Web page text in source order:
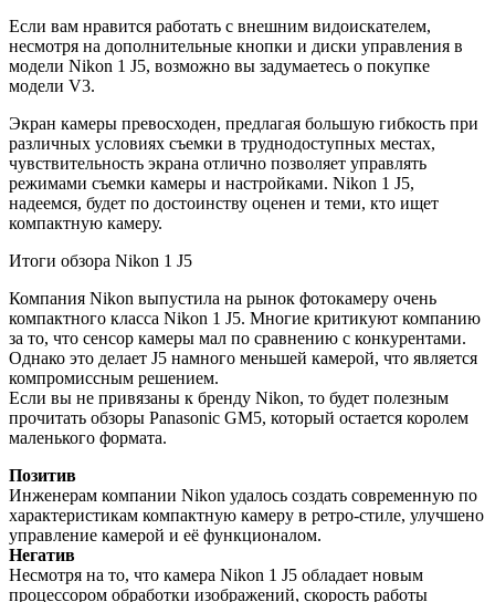
Если вам нравится работать с внешним видоискателем,
несмотря на дополнительные кнопки и диски управления в
модели Nikon 1 J5, возможно вы задумаетесь о покупке
модели V3.
Экран камеры превосходен, предлагая большую гибкость при
различных условиях съемки в труднодоступных местах,
чувствительность экрана отлично позволяет управлять
режимами съемки камеры и настройками. Nikon 1 J5,
надеемся, будет по достоинству оценен и теми, кто ищет
компактную камеру.
Итоги обзора Nikon 1 J5
Компания Nikon выпустила на рынок фотокамеру очень
компактного класса Nikon 1 J5. Многие критикуют компанию
за то, что сенсор камеры мал по сравнению с конкурентами.
Однако это делает J5 намного меньшей камерой, что является
компромиссным решением.
Если вы не привязаны к бренду Nikon, то будет полезным
прочитать обзоры Panasonic GM5, который остается королем
маленького формата.
Позитив
Инженерам компании Nikon удалось создать современную по
характеристикам компактную камеру в ретро-стиле, улучшено
управление камерой и её функционалом.
Негатив
Несмотря на то, что камера Nikon 1 J5 обладает новым
процессором обработки изображений, скорость работы